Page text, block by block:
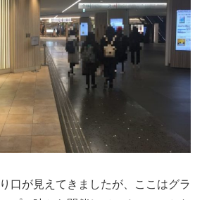
口が見えてきましたが、ここはグラ